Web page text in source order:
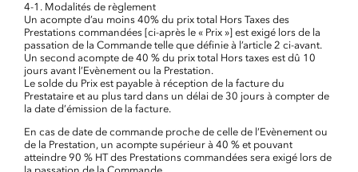
4-1. Modalités de règlement
Un acompte d’au moins 40% du prix total Hors Taxes des
Prestations commandées [ci-après le « Prix »] est exigé lors de la
passation de la Commande telle que définie à l’article 2 ci-avant.
Un second acompte de 40 % du prix total Hors taxes est dû 10
jours avant l’Evènement ou la Prestation.
Le solde du Prix est payable à réception de la facture du
Prestataire et au plus tard dans un délai de 30 jours à compter de
la date d’émission de la facture.
En cas de date de commande proche de celle de l’Evènement ou
de la Prestation, un acompte supérieur à 40 % et pouvant
atteindre 90 % HT des Prestations commandées sera exigé lors de